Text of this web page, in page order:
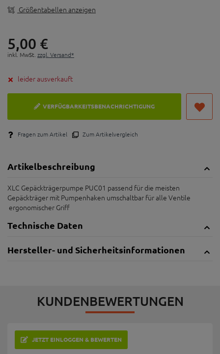
Größentabellen anzeigen
5,00 €
inkl. MwSt. zzgl. Versand*
leider ausverkauft
VERFÜGBARKEITSBENACHRICHTIGUNG
Fragen zum Artikel Zum Artikelvergleich
Artikelbeschreibung
XLC Gepäckträgerpumpe PUC01 passend für die meisten
Gepäckträger mit Pumpenhaken umschaltbar für alle Ventile
ergonomischer Griff
Technische Daten
Hersteller- und Sicherheitsinformationen
KUNDENBEWERTUNGEN
JETZT EINLOGGEN & BEWERTEN